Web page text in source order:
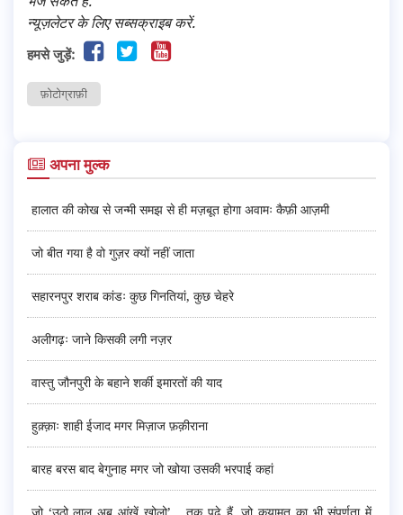
न्यूज़लेटर के लिए सब्सक्राइब करें.
हमसे जुड़ें:
फ़ोटोग्राफ़ी
अपना मुल्क
हालात की कोख से जन्मी समझ से ही मज़बूत होगा अवामः कैफ़ी आज़मी
जो बीत गया है वो गुज़र क्यों नहीं जाता
सहारनपुर शराब कांडः कुछ गिनतियां, कुछ चेहरे
अलीगढ़ः जाने किसकी लगी नज़र
वास्तु जौनपुरी के बहाने शर्की इमारतों की याद
हुक़्क़ाः शाही ईजाद मगर मिज़ाज फ़क़ीराना
बारह बरस बाद बेगुनाह मगर जो खोया उसकी भरपाई कहां